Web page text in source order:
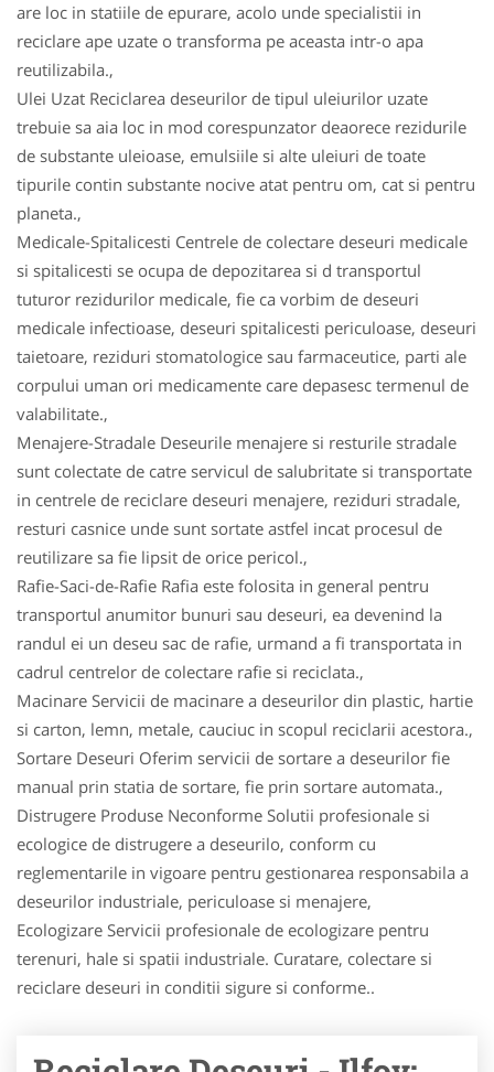
are loc in statiile de epurare, acolo unde specialistii in
reciclare ape uzate o transforma pe aceasta intr-o apa
reutilizabila.,
Ulei Uzat Reciclarea deseurilor de tipul uleiurilor uzate
trebuie sa aia loc in mod corespunzator deaorece rezidurile
de substante uleioase, emulsiile si alte uleiuri de toate
tipurile contin substante nocive atat pentru om, cat si pentru
planeta.,
Medicale-Spitalicesti Centrele de colectare deseuri medicale
si spitalicesti se ocupa de depozitarea si d transportul
tuturor rezidurilor medicale, fie ca vorbim de deseuri
medicale infectioase, deseuri spitalicesti periculoase, deseuri
taietoare, reziduri stomatologice sau farmaceutice, parti ale
corpului uman ori medicamente care depasesc termenul de
valabilitate.,
Menajere-Stradale Deseurile menajere si resturile stradale
sunt colectate de catre servicul de salubritate si transportate
in centrele de reciclare deseuri menajere, reziduri stradale,
resturi casnice unde sunt sortate astfel incat procesul de
reutilizare sa fie lipsit de orice pericol.,
Rafie-Saci-de-Rafie Rafia este folosita in general pentru
transportul anumitor bunuri sau deseuri, ea devenind la
randul ei un deseu sac de rafie, urmand a fi transportata in
cadrul centrelor de colectare rafie si reciclata.,
Macinare Servicii de macinare a deseurilor din plastic, hartie
si carton, lemn, metale, cauciuc in scopul reciclarii acestora.,
Sortare Deseuri Oferim servicii de sortare a deseurilor fie
manual prin statia de sortare, fie prin sortare automata.,
Distrugere Produse Neconforme Solutii profesionale si
ecologice de distrugere a deseurilo, conform cu
reglementarile in vigoare pentru gestionarea responsabila a
deseurilor industriale, periculoase si menajere,
Ecologizare Servicii profesionale de ecologizare pentru
terenuri, hale si spatii industriale. Curatare, colectare si
reciclare deseuri in conditii sigure si conforme..